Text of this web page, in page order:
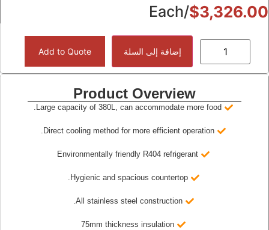
$
/Each
إضافة إلى السلة Add to Quote
Product Overview
Large capacity of 380L, can accommodate more food.
Direct cooling method for more efficient operation.
Environmentally friendly R404 refrigerant
Hygienic and spacious countertop.
All stainless steel construction.
75mm thickness insulation